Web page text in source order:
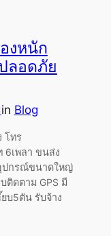
งหนัก
ลอดภัย
in Blog
โทร
6เพลา ขนส่ง
ปกรณ์ขนาดใหญ่
ติดตาม GPS มี
บ5ตัน รับจ้าง